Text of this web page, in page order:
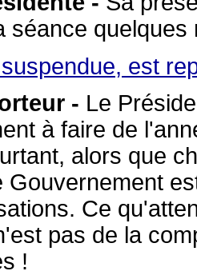
séance quelques
est
- Le
à faire de
alors que
Gouvernement
Ce
pas de la
!